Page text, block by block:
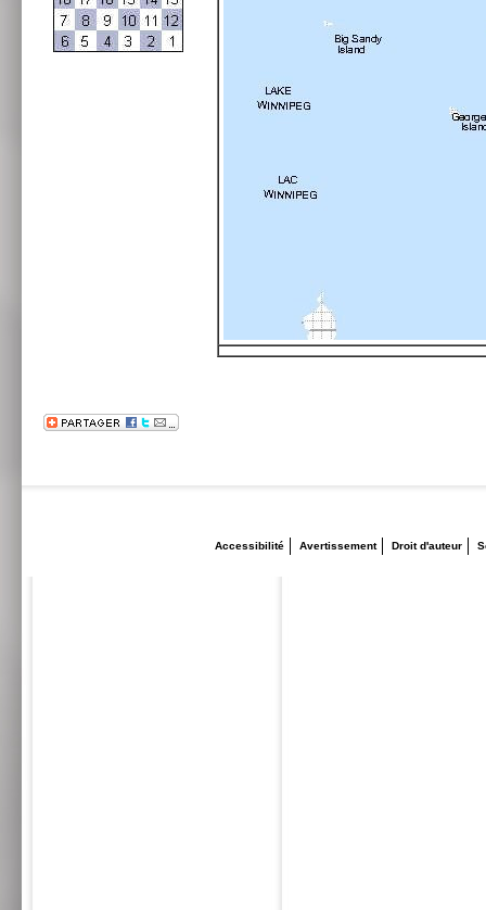
Accessibilité Avertissement Droit d'auteur